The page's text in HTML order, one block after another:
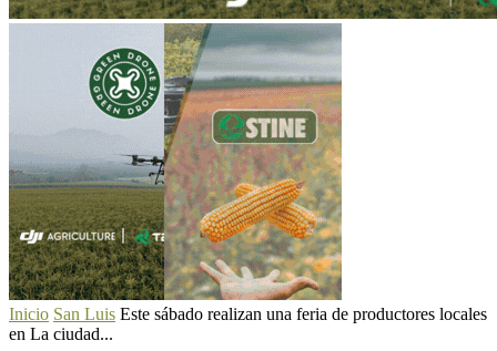
Inicio San Luis Este sábado realizan una feria de productores locales
en La ciudad...